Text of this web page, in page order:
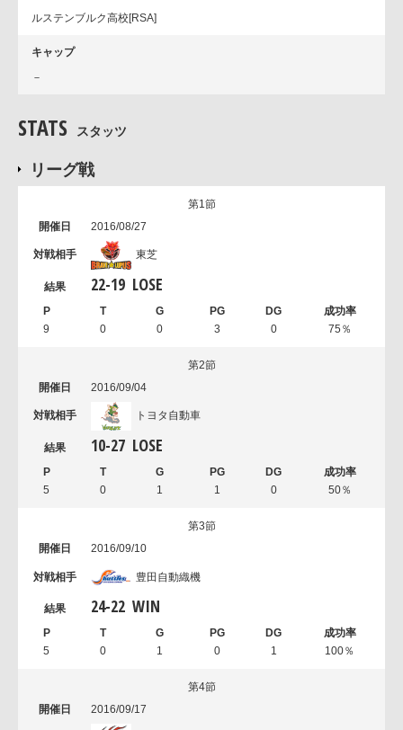
ルステンブルク高校[RSA]
キャップ
－
STATS スタッツ
リーグ戦
第1節
2016/08/27
東芝
22-19 LOSE
9 0 0 3 0 75％
第2節
2016/09/04
トヨタ自動車
10-27 LOSE
5 0 1 1 0 50％
第3節
2016/09/10
豊田自動織機
24-22 WIN
5 0 1 0 1 100％
第4節
2016/09/17